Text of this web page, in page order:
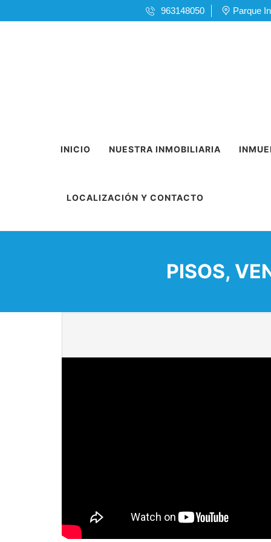
963148050 Parque
INICIO NUESTRA INMOBILIARIA
LOCALIZACIÓN Y CONTACTO
PISOS,